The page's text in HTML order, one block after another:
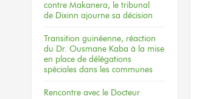
contre Makanera, le tribunal
de Dixinn ajourne sa décision
Transition guinéenne, réaction
du Dr. Ousmane Kaba à la mise
en place de délégations
spéciales dans les communes
Rencontre avec le Docteur